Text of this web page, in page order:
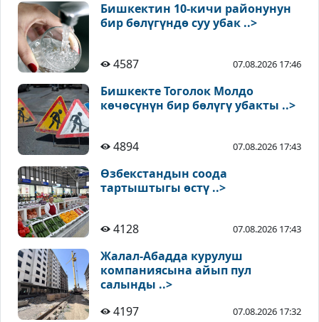
Бишкектин 10-кичи районунун
бир бөлүгүндө суу убак ..>
4587 07.08.2026 17:46
Бишкекте Тоголок Молдо
көчөсүнүн бир бөлүгү убакты ..>
4894 07.08.2026 17:43
Өзбекстандын соода
тартыштыгы өстү ..>
4128 07.08.2026 17:43
Жалал-Абадда курулуш
компаниясына айып пул
салынды ..>
4197
07.08.2026 17:32